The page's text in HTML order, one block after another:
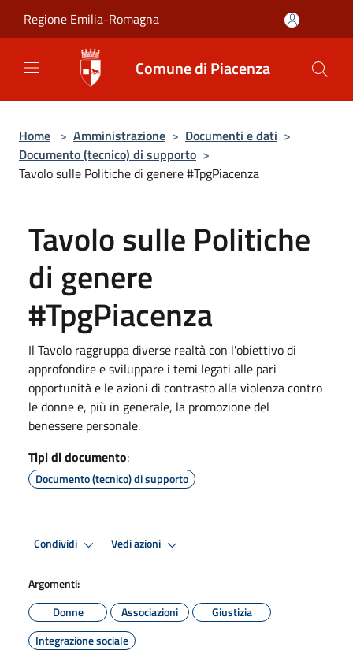
Regione Emilia-Romagna
Comune di Piacenza
Home > Amministrazione > Documenti e dati >
Documento (tecnico) di supporto >
Tavolo sulle Politiche di genere #TpgPiacenza
Tavolo sulle Politiche
di genere
#TpgPiacenza
Il Tavolo raggruppa diverse realtà con l'obiettivo di
approfondire e sviluppare i temi legati alle pari
opportunità e le azioni di contrasto alla violenza contro
le donne e, più in generale, la promozione del
benessere personale.
Tipi di documento:
Documento (tecnico) di supporto
Condividi Vedi azioni
Argomenti:
Donne
Associazioni
Giustizia
Integrazione sociale